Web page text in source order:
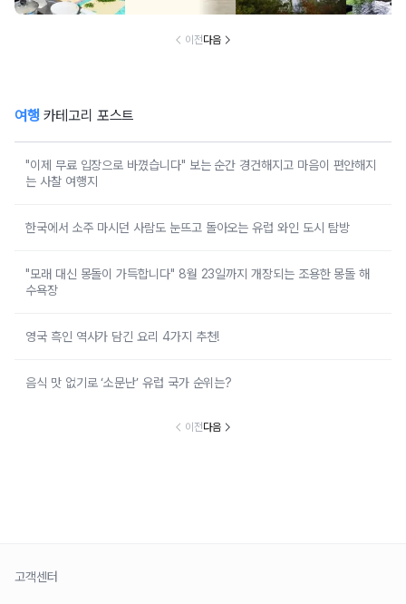
차 운영
여
이전다음
여행 카테고리 포스트
"이제 무료 입장으로 바꼈습니다" 보는 순간 경건해지고 마음이 편안해지
는 사찰 여행지
한국에서 소주 마시던 사람도 눈뜨고 돌아오는 유럽 와인 도시 탐방
"모래 대신 몽돌이 가득합니다" 8월 23일까지 개장되는 조용한 몽돌 해
수욕장
영국 흑인 역사가 담긴 요리 4가지 추천!
음식 맛 없기로 ‘소문난’ 유럽 국가 순위는?
이전다음
고객센터